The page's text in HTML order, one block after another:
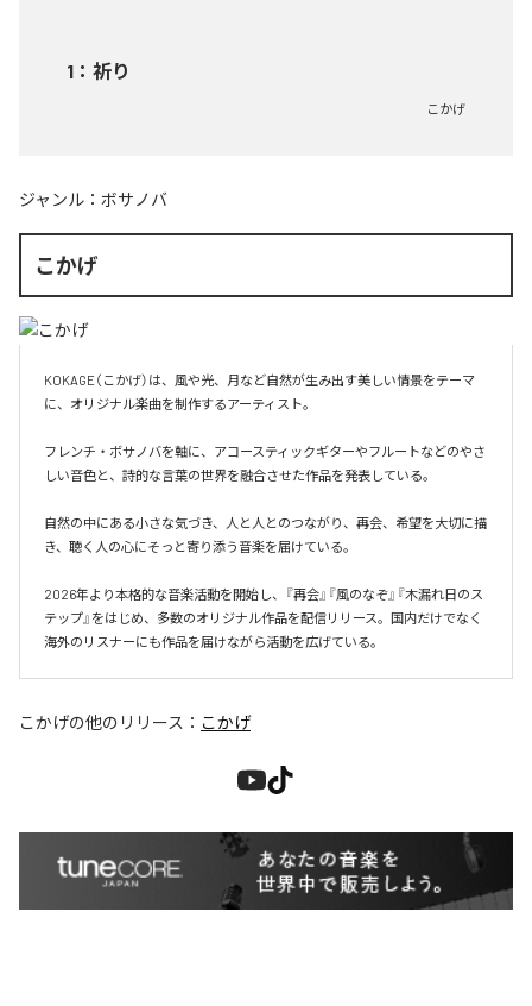
1 ： 祈り
こかげ
ジャンル： ボサノバ
こかげ
KOKAGE（こかげ）は、風や光、月など自然が生み出す美しい情景をテーマ
に、オリジナル楽曲を制作するアーティスト。
フレンチ・ボサノバを軸に、アコースティックギターやフルートなどのやさ
しい音色と、詩的な言葉の世界を融合させた作品を発表している。
自然の中にある小さな気づき、人と人とのつながり、再会、希望を大切に描
き、聴く人の心にそっと寄り添う音楽を届けている。
2026年より本格的な音楽活動を開始し、『再会』『風のなぞ』『木漏れ日のス
テップ』をはじめ、多数のオリジナル作品を配信リリース。国内だけでなく
海外のリスナーにも作品を届けながら活動を広げている。
こかげの他のリリース： こかげ